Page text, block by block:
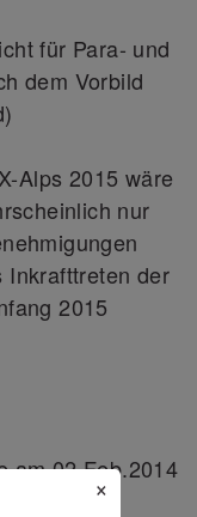
für Para- und
dem Vorbild
Alps 2015 wäre
nur
Inkrafttreten der
2015
am 02.Feb.2014
korrigiert)
×